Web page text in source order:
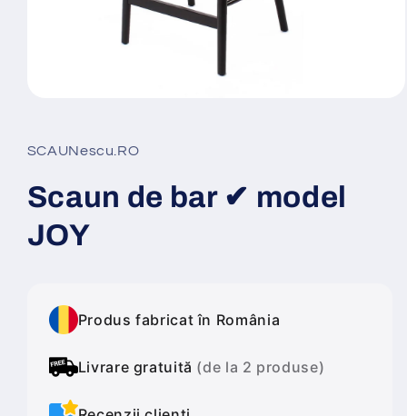
1
într-
fereastră
modală
SCAUNescu.RO
Scaun de bar ✔ model
JOY
Produs fabricat în România
Livrare gratuită (de la 2 produse)